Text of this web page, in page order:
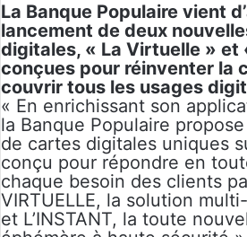
La Banque Populaire vient
lancement de deux
digitales, « La Virtuelle » et
conçues pour réinventer la
couvrir tous les usages
« En enrichissant son
la Banque Populaire
de cartes digitales uniques
conçu pour répondre en
chaque besoin des clients
VIRTUELLE, la solution
et L’INSTANT, la toute